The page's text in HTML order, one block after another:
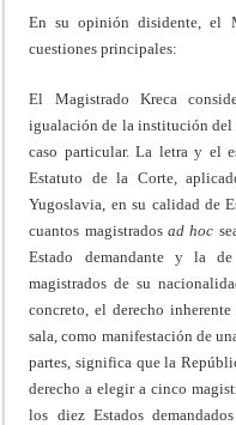
En su opinión disidente, el
cuestiones principales:
El Magistrado Kreca
igualación de la institución del
caso particular. La letra y el
Estatuto de la Corte,
Yugoslavia, en su calidad de
cuantos magistrados adhoc
Estado demandante y la
magistrados de su
concreto, el derecho
sala, como manifestación de
partes, significa que la
derecho a elegir a cinco
los diez Estados